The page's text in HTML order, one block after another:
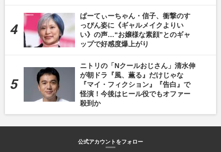
ぱーてぃーちゃん・信子、衝撃のす
っぴん姿に《ギャルメイクよりい
い》の声…“お嬢様な素顔”とのギャ
ップで好感度爆上がり
ニトリの「Nクールおじさん」清水伸
が朝ドラ『風、薫る』だけじゃな
『マイ・フィクション』『告白』で
怪演！今後はヒール役でもオファー
殺到か
公式アカウントをフォロー